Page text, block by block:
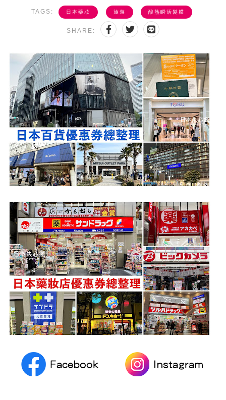
TAGS: 日本藥妝 旅遊 酸熱瞬活髮膜
SHARE: